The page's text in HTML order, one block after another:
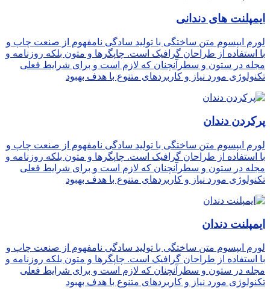
ایمپلنت های دندانی
لورم ایپسوم متن ساختگی با تولید سادگی نامفهوم از صنعت چاپ و
با استفاده از طراحان گرافیک است. چاپگرها و متون بلکه روزنامه و
مجله در ستون و سطرآنچنان که لازم است و برای شرایط فعلی
تکنولوژی مورد نیاز و کاربردهای متنوع با هدف بهبود
پرکردن دندان
لورم ایپسوم متن ساختگی با تولید سادگی نامفهوم از صنعت چاپ و
با استفاده از طراحان گرافیک است. چاپگرها و متون بلکه روزنامه و
مجله در ستون و سطرآنچنان که لازم است و برای شرایط فعلی
تکنولوژی مورد نیاز و کاربردهای متنوع با هدف بهبود
ایمپلنت دندان
لورم ایپسوم متن ساختگی با تولید سادگی نامفهوم از صنعت چاپ و
با استفاده از طراحان گرافیک است. چاپگرها و متون بلکه روزنامه و
مجله در ستون و سطرآنچنان که لازم است و برای شرایط فعلی
تکنولوژی مورد نیاز و کاربردهای متنوع با هدف بهبود